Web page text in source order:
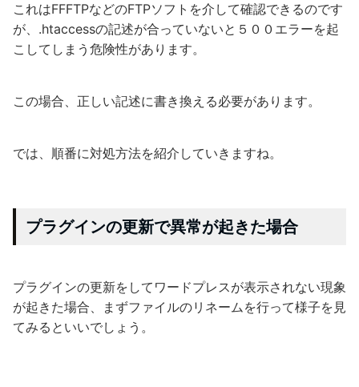
これはFFFTPなどのFTPソフトを介して確認できるのです
が、.htaccessの記述が合っていないと５００エラーを起
こしてしまう危険性があります。
この場合、正しい記述に書き換える必要があります。
では、順番に対処方法を紹介していきますね。
プラグインの更新で異常が起きた場合
プラグインの更新をしてワードプレスが表示されない現象
が起きた場合、まずファイルのリネームを行って様子を見
てみるといいでしょう。